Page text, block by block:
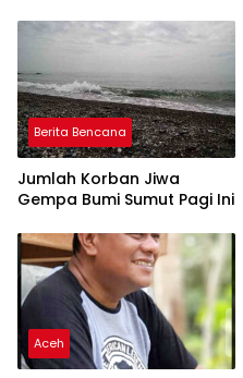
Berita Bencana
Jumlah Korban Jiwa
Gempa Bumi Sumut Pagi Ini
Aceh